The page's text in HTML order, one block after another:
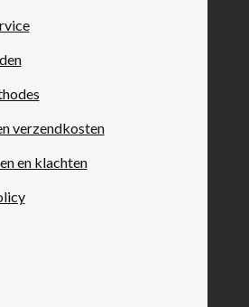
verzendkosten
en klachten